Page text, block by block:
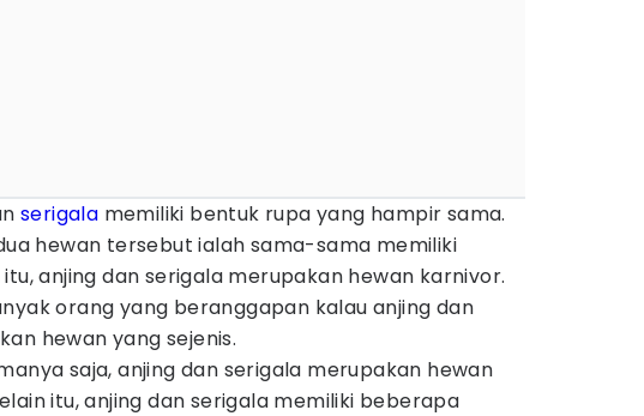
serigala memiliki bentuk rupa yang hampir sama.
hewan tersebut ialah sama-sama memiliki
anjing dan serigala merupakan hewan karnivor.
orang yang beranggapan kalau anjing dan
hewan yang sejenis.
saja, anjing dan serigala merupakan hewan
itu, anjing dan serigala memiliki beberapa